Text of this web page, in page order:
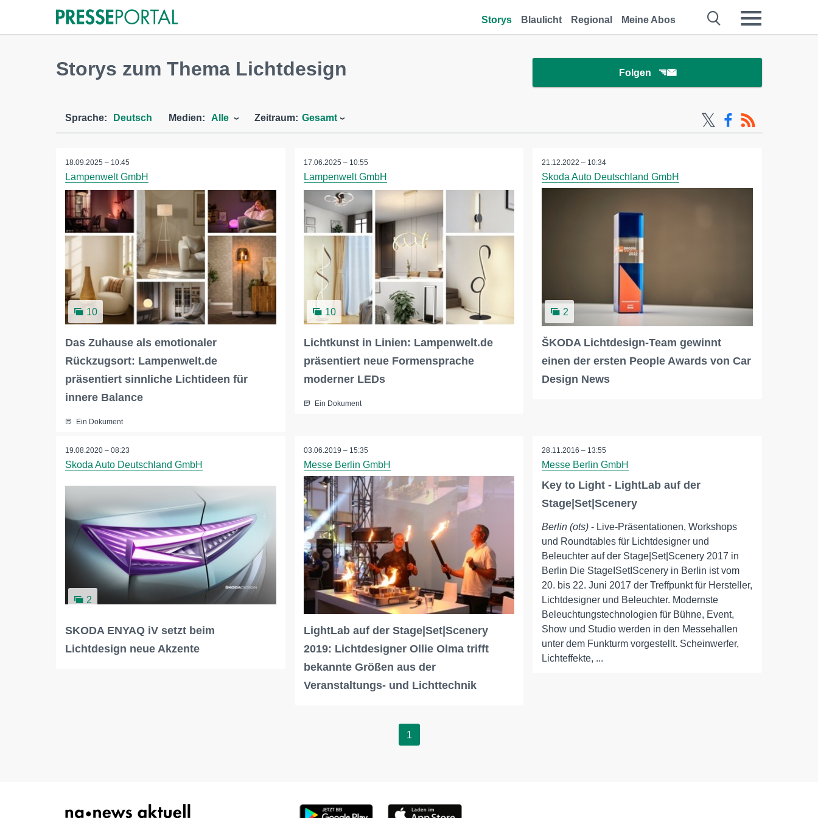
Storys Blaulicht Regional Meine Abos
Storys zum Thema Lichtdesign Folgen
Sprache: Deutsch Medien: Alle Zeitraum: Gesamt
18.09.2025 – 10:45
Lampenwelt GmbH
10
Das Zuhause als emotionaler
Rückzugsort: Lampenwelt.de
präsentiert sinnliche Lichtideen für
innere Balance
Ein Dokument
17.06.2025 – 10:55
Lampenwelt GmbH
10
Lichtkunst in Linien: Lampenwelt.de
präsentiert neue Formensprache
moderner LEDs
Ein Dokument
21.12.2022 – 10:34
Skoda Auto Deutschland GmbH
2
ŠKODA Lichtdesign-Team gewinnt
einen der ersten People Awards von Car
Design News
19.08.2020 – 08:23
Skoda Auto Deutschland GmbH
2
SKODA ENYAQ iV setzt beim
Lichtdesign neue Akzente
03.06.2019 – 15:35
Messe Berlin GmbH
LightLab auf der Stage|Set|Scenery
2019: Lichtdesigner Ollie Olma trifft
bekannte Größen aus der
Veranstaltungs- und Lichttechnik
28.11.2016 – 13:55
Messe Berlin GmbH
Key to Light - LightLab auf der
Stage|Set|Scenery
Berlin (ots) - Live-Präsentationen, Workshops
und Roundtables für Lichtdesigner und
Beleuchter auf der Stage|Set|Scenery 2017 in
Berlin Die StageISetIScenery in Berlin ist vom
20. bis 22. Juni 2017 der Treffpunkt für Hersteller,
Lichtdesigner und Beleuchter. Modernste
Beleuchtungstechnologien für Bühne, Event,
Show und Studio werden in den Messehallen
unter dem Funkturm vorgestellt. Scheinwerfer,
Lichteffekte, ...
1